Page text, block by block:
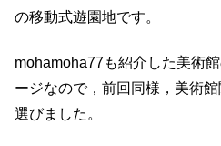
の移動式遊園地です。
mohamoha77も紹介した美術
ージなので，前回同様，美術
選びました。